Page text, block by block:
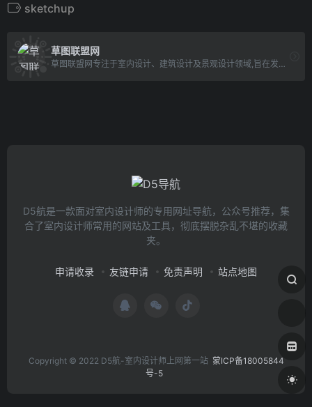
sketchup
草图联盟网
草图联盟网专注于室内设计、建筑设计及景观设计领域,旨在发布最新的 Sketchup模型库、skp模型、并提供海量高精度Enscape模型库,及材质库，SU模型免费下载,致力于打造精品草图大师资源网站。
D5航是一款面对室内设计师的专用网址导航，公众号推荐，集
合了室内设计师常用的网站及工具，彻底摆脱杂乱不堪的收藏
夹。
申请收录 友链申请 免责声明 站点地图
Copyright © 2022 D5航-室内设计师上网第一站 蒙ICP备18005844
号-5